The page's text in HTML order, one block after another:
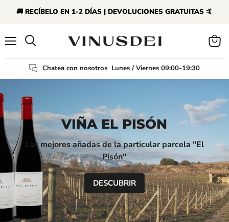
🚚 RECÍBELO EN 1-2 DÍAS | DEVOLUCIONES GRATUITAS 🤙
Chatea con nosotros Lunes / Viernes 09:00-19:30
Ver
VIÑA EL PISÓN
Las mejores añadas de la particular parcela "El
Pisón"
DESCUBRIR
SlideSlideSlide